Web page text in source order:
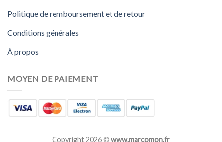
Politique de remboursement et de retour
Conditions générales
À propos
MOYEN DE PAIEMENT
Copyright 2026 © www.marcomon.fr